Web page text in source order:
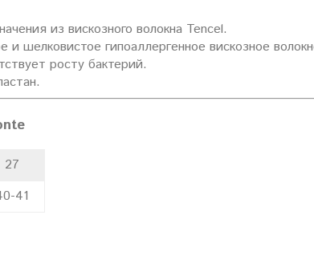
из вискозного волокна Tencel.
и шелковистое гипоаллергенное вискозное
росту бактерий.
27
41